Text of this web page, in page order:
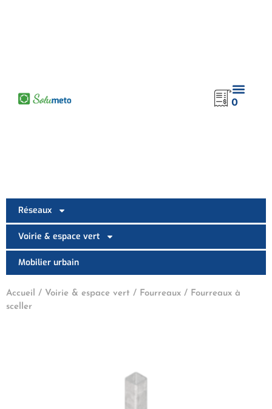
0
Réseaux
Voirie & espace vert
Mobilier urbain
Accueil / Voirie & espace vert / Fourreaux / Fourreaux à
sceller